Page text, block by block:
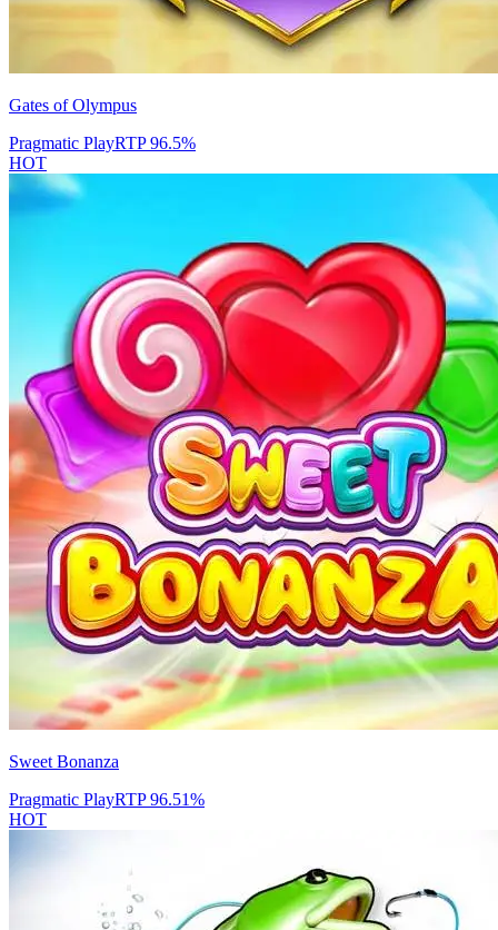
Gates of Olympus
Pragmatic PlayRTP96.5%
HOT
Sweet Bonanza
Pragmatic PlayRTP96.51%
HOT